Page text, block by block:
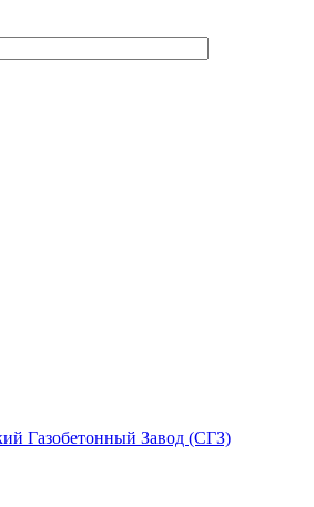
Газобетонный Завод (СГЗ)